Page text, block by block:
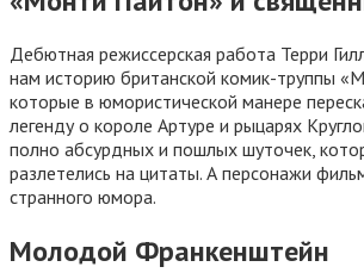
Дебютная режиссерская работа Терри
нам историю британской комик-труппы
которые в юмористической манере
легенду о короле Артуре и рыцарях
полно абсурдных и пошлых шуточек,
разлетелись на цитаты. А персонажи
странного юмора.
Молодой Франкенштейн